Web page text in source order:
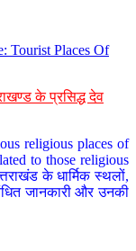
Tourist Places Of
के प्रसिद्ध देव
religious places of
to those religious
के धार्मिक स्थलों,
जानकारी और उनकी